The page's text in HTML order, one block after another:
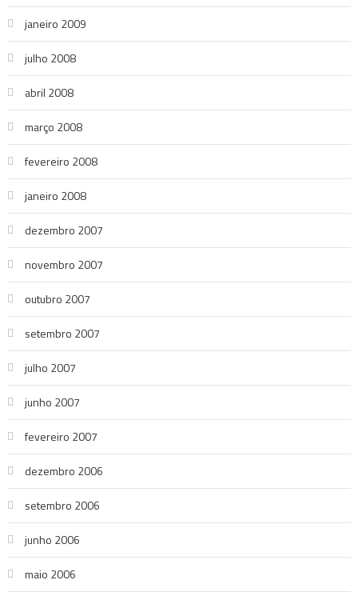
janeiro 2009
julho 2008
abril 2008
março 2008
fevereiro 2008
janeiro 2008
dezembro 2007
novembro 2007
outubro 2007
setembro 2007
julho 2007
junho 2007
fevereiro 2007
dezembro 2006
setembro 2006
junho 2006
maio 2006